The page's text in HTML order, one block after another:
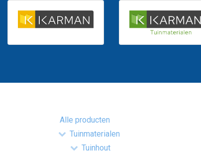
Alle producten
Tuinmaterialen
Tuinhout